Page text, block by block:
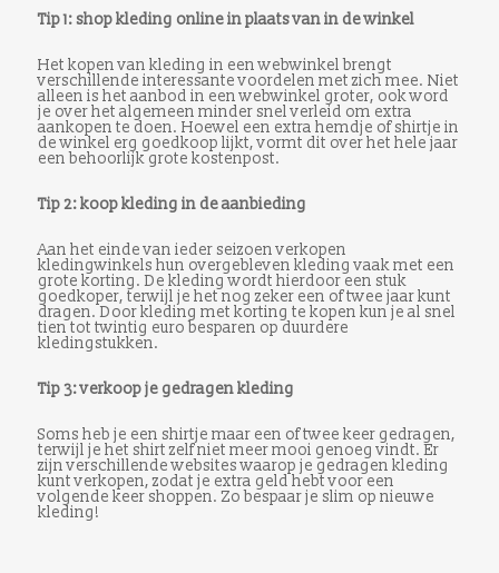
Tip 1: shop kleding online in plaats van in de winkel
Het kopen van kleding in een webwinkel brengt
verschillende interessante voordelen met zich mee. Niet
alleen is het aanbod in een webwinkel groter, ook word
je over het algemeen minder snel verleid om extra
aankopen te doen. Hoewel een extra hemdje of shirtje in
de winkel erg goedkoop lijkt, vormt dit over het hele jaar
een behoorlijk grote kostenpost.
Tip 2: koop kleding in de aanbieding
Aan het einde van ieder seizoen verkopen
kledingwinkels hun overgebleven kleding vaak met een
grote korting. De kleding wordt hierdoor een stuk
goedkoper, terwijl je het nog zeker een of twee jaar kunt
dragen. Door kleding met korting te kopen kun je al snel
tien tot twintig euro besparen op duurdere
kledingstukken.
Tip 3: verkoop je gedragen kleding
Soms heb je een shirtje maar een of twee keer gedragen,
terwijl je het shirt zelf niet meer mooi genoeg vindt. Er
zijn verschillende websites waarop je gedragen kleding
kunt verkopen, zodat je extra geld hebt voor een
volgende keer shoppen. Zo bespaar je slim op nieuwe
kleding!